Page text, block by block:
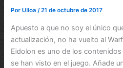
PorUlloa/21 de octubre de 2017
Apuesto a que no soy el único
actualización, no ha vuelto al
Eidolon es uno de los
se han visto en el juego. Añade